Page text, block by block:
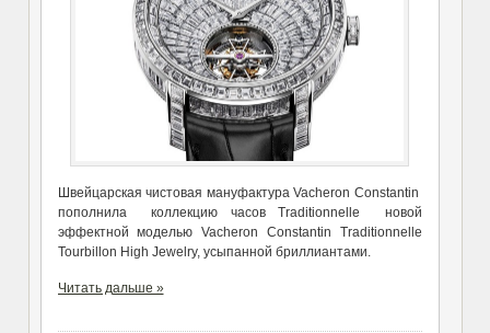
Швейцарская чистовая мануфактура Vacheron Constantin
пополнила коллекцию часов Traditionnelle новой
эффектной моделью Vacheron Constantin Traditionnelle
Tourbillon High Jewelry, усыпанной бриллиантами.
Читать дальше »